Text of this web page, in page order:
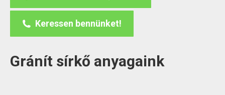
Keressen bennünket!
Gránít sírkő anyagaink